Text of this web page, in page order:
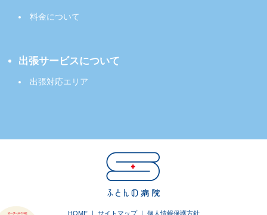
料金について
出張サービスについて
出張対応エリア
HOME｜ サイトマップ｜ 個人情報保護方針